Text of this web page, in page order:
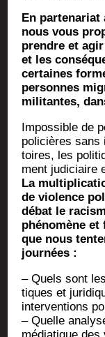
En par­te­na­riat
nous vous
prendre et
et les
cer­taines
per­sonnes
mili­tantes,
Impos­sible de
poli­cières
toires, les
ment judi­ciaire
La
de vio­lence
débat le
phé­no­mène
que nous
journées :
– Quels sont
tiques et
inter­ven­tions
– Quelle